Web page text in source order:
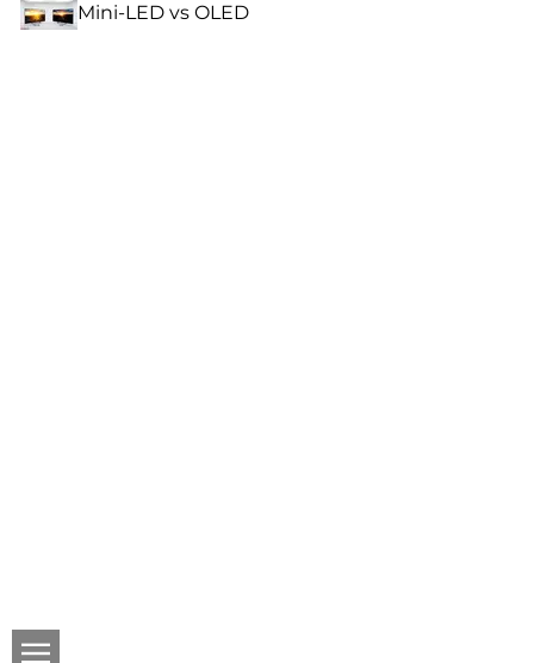
Mini-LED vs OLED